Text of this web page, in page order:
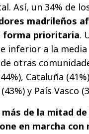
Así, un 34% de
madrileños
forma prioritaria.
inferior a la media
otras
Cataluña
y País Vasco
más de la mitad
en marcha con